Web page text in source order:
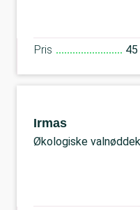
Pris 45
Irmas
Økologiske